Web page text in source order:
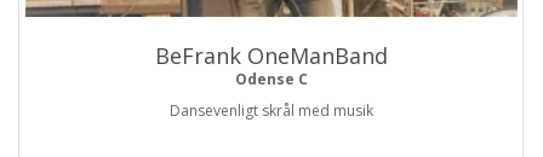
BeFrank OneManBand
Odense C
Dansevenligt skrål med musik